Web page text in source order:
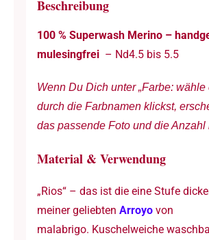
-
100
à
ca.
192
Nd4.5
bis
5.5
Beschreibung
100 % Superwash Merino –
mulesingfrei– Nd4.5 bis 5.5
Wenn Du Dich unter „Farbe: wähle
durch die Farbnamen klickst,
das passende Foto und die Anzahl
Material & Verwendung
„Rios“ – das ist die eine Stufe
meiner geliebten Arroyovon
malabrigo. Kuschelweiche